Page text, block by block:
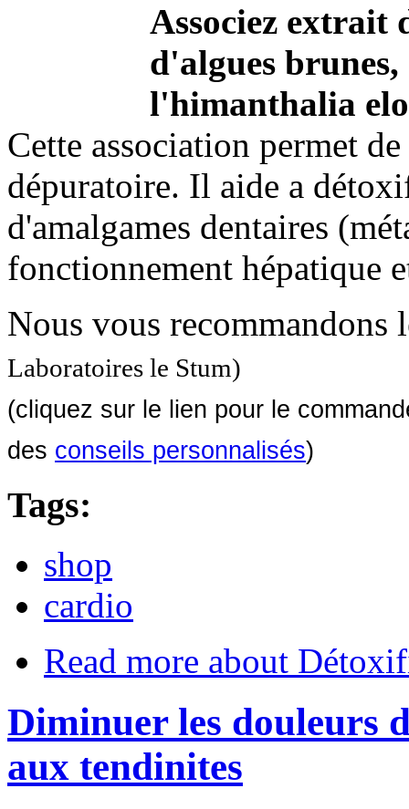
Associez extrait
d'algues
l'himanthalia
Cette association permet
dépuratoire. Il aide a
d'amalgames dentaires
fonctionnement hépatique
Nous vous
Laboratoires le Stum)
(cliquez sur le lien pour le
des conseils personnalisés)
Tags:
shop
cardio
Read more about
Diminuer les douleurs
aux tendinites